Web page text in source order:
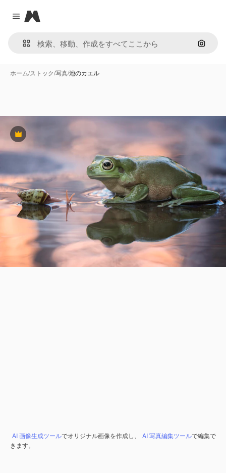
Close menu
Magnific
画像で
ホーム/ストック/写真/池のカエル
Premium
AI 画像生成ツールでオリジナル画像を作成し、 AI 写真編集ツールで編集で
きます。